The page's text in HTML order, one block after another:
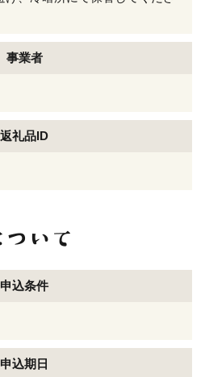
事業者
返礼品ID
申込条件
申込期日